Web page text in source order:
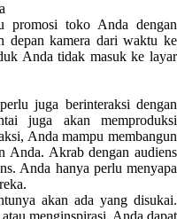
promosi toko Anda dengan
depan kamera dari waktu ke
Anda tidak masuk ke layar
juga berinteraksi dengan
juga akan memproduksi
Anda mampu membangun
Anda. Akrab dengan audiens
Anda hanya perlu menyapa
akan ada yang disukai.
menginspirasi. Anda dapat